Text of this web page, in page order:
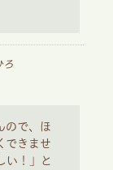
ろ
ので、ほ
できませ
い！」と